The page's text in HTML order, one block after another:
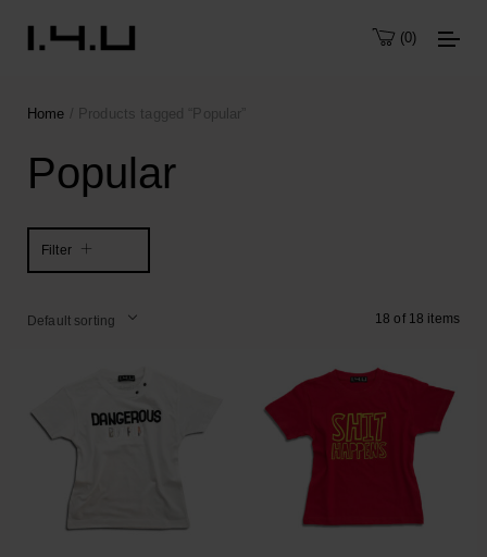
0
Home / Products tagged “Popular”
Popular
Filter
18 of 18 items
Default sorting